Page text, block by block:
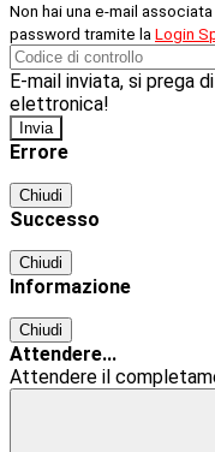
Non hai una e-mail
password tramite la Login
E-mail inviata, si prega
elettronica!
Errore
Chiudi
Successo
Chiudi
Informazione
Chiudi
Attendere...
Attendere il